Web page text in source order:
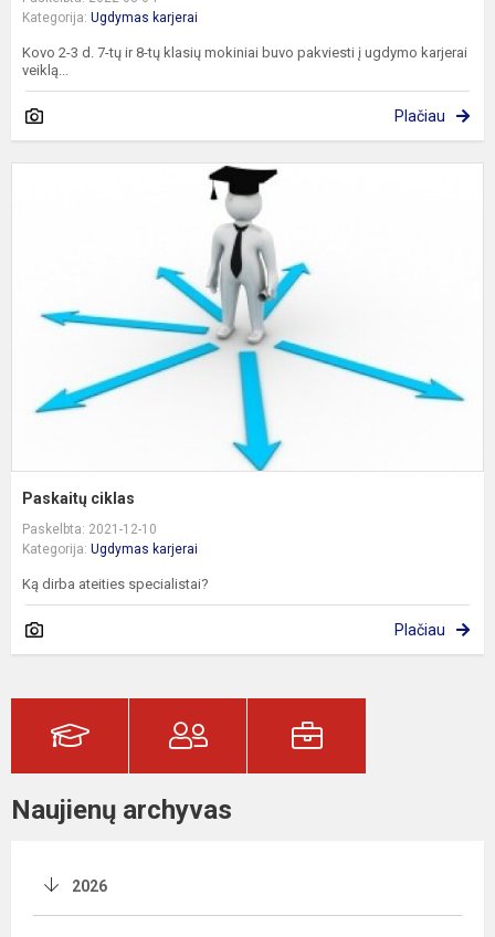
Kategorija: Ugdymas karjerai
Kovo 2-3 d. 7-tų ir 8-tų klasių mokiniai buvo pakviesti į ugdymo karjerai
veiklą...
Plačiau
Paskaitų ciklas
Paskelbta: 2021-12-10
Kategorija: Ugdymas karjerai
Ką dirba ateities specialistai?
Plačiau
Naujienų archyvas
2026